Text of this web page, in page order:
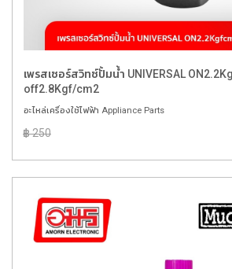
เพรสเซอร์สวิทซ์ปั้มน้ำ UNIVERSAL
off2.8Kgf/cm2
อะไหล่เครื่องใช้ไฟฟ้า Appliance Parts
฿ 250